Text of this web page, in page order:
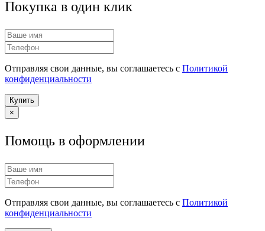
Покупка в один клик
Отправляя свои данные, вы соглашаетесь с Политикой
конфиденциальности
Купить
×
Помощь в оформлении
Отправляя свои данные, вы соглашаетесь с Политикой
конфиденциальности